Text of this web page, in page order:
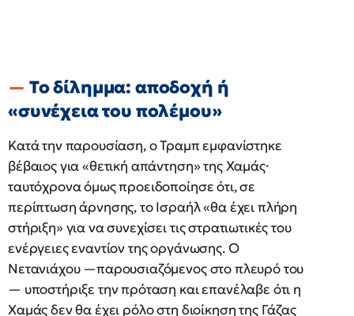
Το δίλημμα: αποδοχή ή
«συνέχεια του πολέμου»
Κατά την παρουσίαση, ο Τραμπ εμφανίστηκε
βέβαιος για «θετική απάντηση» της Χαμάς·
ταυτόχρονα όμως προειδοποίησε ότι, σε
περίπτωση άρνησης, το Ισραήλ «θα έχει πλήρη
στήριξη» για να συνεχίσει τις στρατιωτικές του
ενέργειες εναντίον της οργάνωσης. Ο
Νετανιάχου —παρουσιαζόμενος στο πλευρό του
— υποστήριξε την πρόταση και επανέλαβε ότι η
Χαμάς δεν θα έχει ρόλο στη διοίκηση της Γάζας